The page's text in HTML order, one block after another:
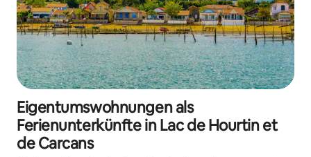
Eigentumswohnungen als
Ferienunterkünfte in Lac de Hourtin et
de Carcans